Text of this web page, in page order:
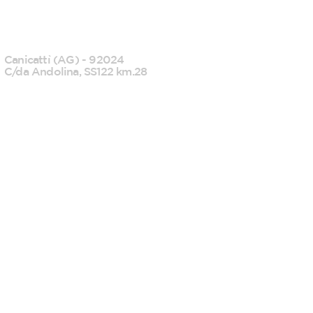
Canicattì (AG) - 92024
C/da Andolina, SS122 km.28